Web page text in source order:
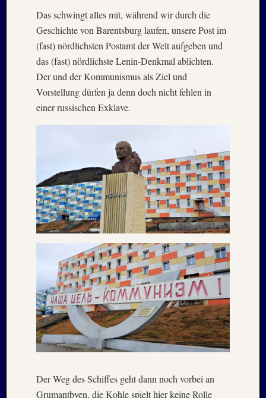
Das schwingt alles mit, während wir durch die
Geschichte von Barentsburg laufen, unsere Post im
(fast) nördlichsten Postamt der Welt aufgeben und
das (fast) nördlichste Lenin-Denkmal ablichten.
Der und der Kommunismus als Ziel und
Vorstellung dürfen ja denn doch nicht fehlen in
einer russischen Exklave.
Der Weg des Schiffes geht dann noch vorbei an
Grumantbyen, die Kohle spielt hier keine Rolle